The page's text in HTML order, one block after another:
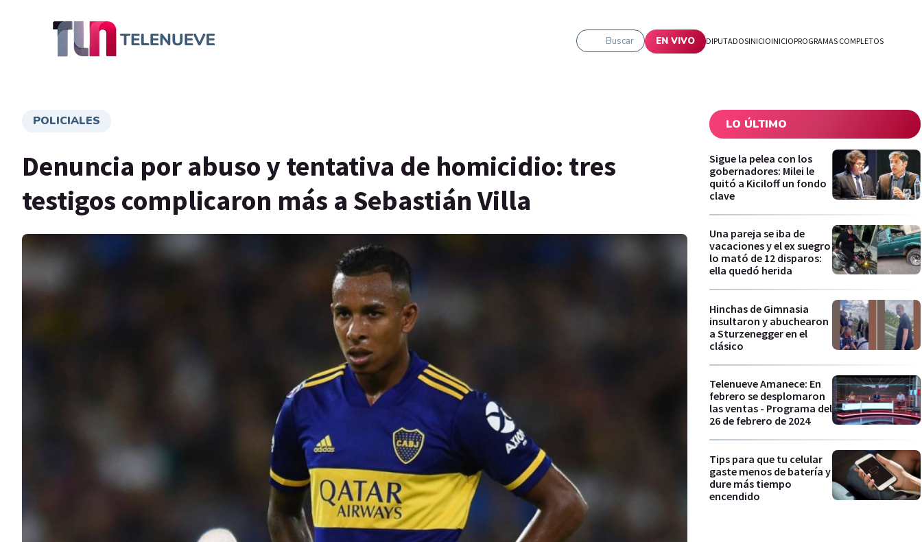
Buscar EN VIVO DIPUTADOSINICIOINICIOPROGRAMAS COMPLETOS
POLICIALES
Denuncia por abuso y tentativa de homicidio: tres
testigos complicaron más a Sebastián Villa
LO ÚLTIMO
Sigue la pelea con los
gobernadores: Milei le
quitó a Kiciloff un fondo
clave
Una pareja se iba de
vacaciones y el ex suegro
lo mató de 12 disparos:
ella quedó herida
Hinchas de Gimnasia
insultaron y abuchearon
a Sturzenegger en el
clásico
Telenueve Amanece: En
febrero se desplomaron
las ventas - Programa del
26 de febrero de 2024
Tips para que tu celular
gaste menos de batería y
dure más tiempo
encendido